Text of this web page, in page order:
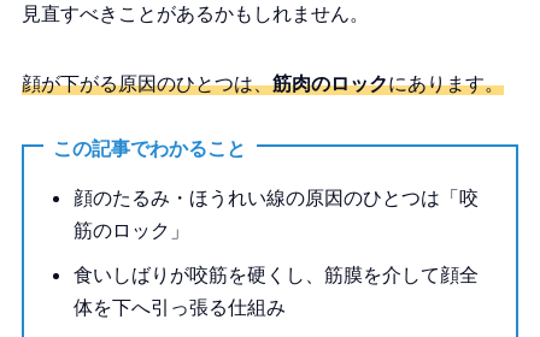
見直すべきことがあるかもしれません。
顔が下がる原因のひとつは、筋肉のロックにあります。
この記事でわかること
顔のたるみ・ほうれい線の原因のひとつは「咬
筋のロック」
食いしばりが咬筋を硬くし、筋膜を介して顔全
体を下へ引っ張る仕組み